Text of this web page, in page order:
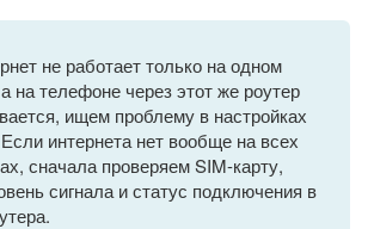
не работает только на одном
на телефоне через этот же роутер
ищем проблему в настройках
интернета нет вообще на всех
сначала проверяем SIM-карту,
сигнала и статус подключения в